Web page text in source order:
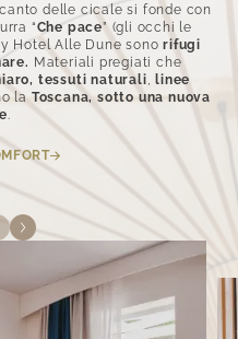
delle cicale si fonde con
“Che pace” (gli occhi le
Hotel Alle Dune sonorifugi
Materiali pregiati che
tessuti naturali,linee
laToscana, sotto una nuova
.